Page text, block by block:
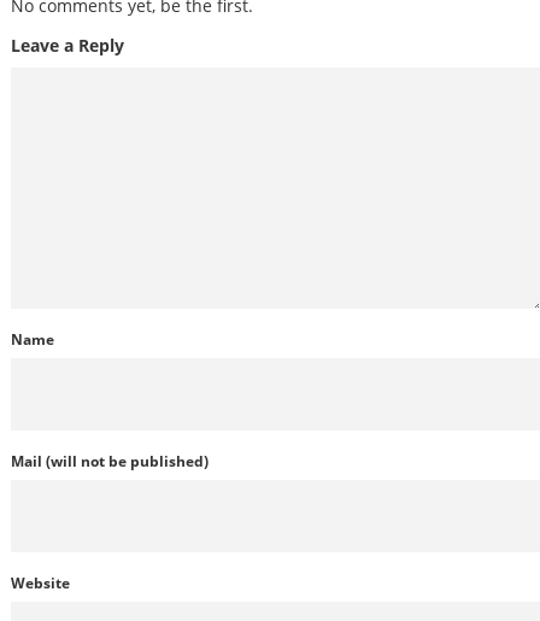
No comments yet, be the first.
Leave a Reply
Name
Mail (will not be published)
Website